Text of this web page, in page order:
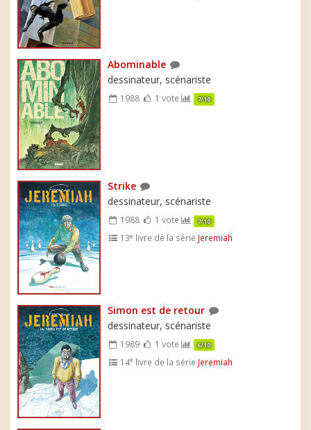
Abominable
dessinateur, scénariste
1988 1 vote 7/10
Strike
dessinateur, scénariste
1988 1 vote 7/10
13e livre de la série Jeremiah
Simon est de retour
dessinateur, scénariste
1989 1 vote 6/10
14e livre de la série Jeremiah